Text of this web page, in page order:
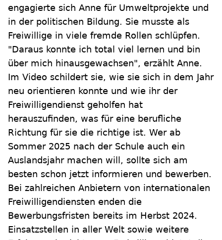
engagierte sich Anne für Umweltprojekte und
in der politischen Bildung. Sie musste als
Freiwillige in viele fremde Rollen schlüpfen.
"Daraus konnte ich total viel lernen und bin
über mich hinausgewachsen", erzählt Anne.
Im Video schildert sie, wie sie sich in dem Jahr
neu orientieren konnte und wie ihr der
Freiwilligendienst geholfen hat
herauszufinden, was für eine berufliche
Richtung für sie die richtige ist. Wer ab
Sommer 2025 nach der Schule auch ein
Auslandsjahr machen will, sollte sich am
besten schon jetzt informieren und bewerben.
Bei zahlreichen Anbietern von internationalen
Freiwilligendiensten enden die
Bewerbungsfristen bereits im Herbst 2024.
Einsatzstellen in aller Welt sowie weitere